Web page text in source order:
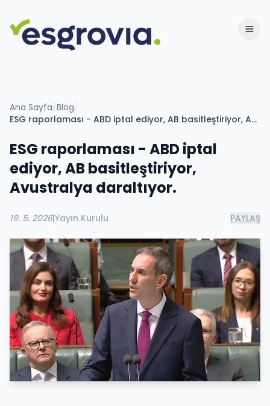
Ana Sayfa/Blog/
ESG raporlaması - ABD iptal ediyor, AB basitleştiriyor, Avustralya daraltıyor.
ESG raporlaması - ABD iptal
ediyor, AB basitleştiriyor,
Avustralya daraltıyor.
19. 5. 2026|Yayın Kurulu PAYLAŞ